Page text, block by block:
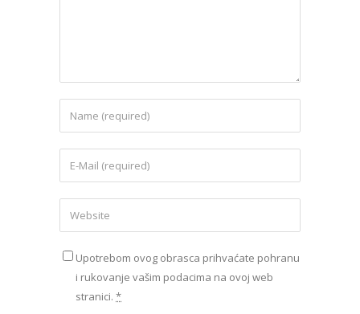
Upotrebom ovog obrasca prihvaćate pohranu
i rukovanje vašim podacima na ovoj web
stranici. *